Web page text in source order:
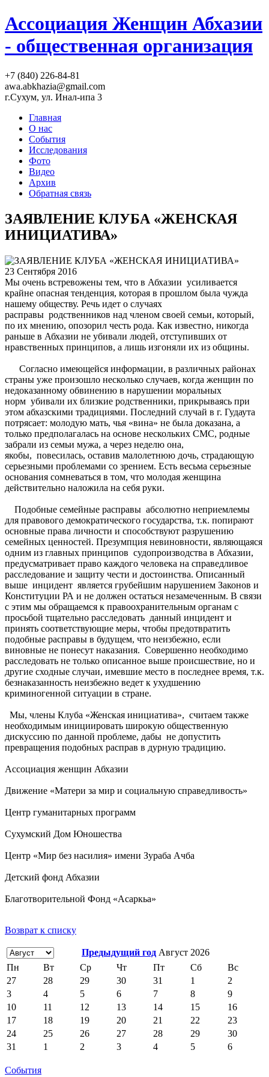
Ассоциация Женщин Абхазии
- общественная организация
+7 (840) 226-84-81
awa.abkhazia@gmail.com
г.Сухум, ул. Инал-ипа 3
Главная
О нас
События
Исследования
Фото
Видео
Архив
Обратная связь
ЗАЯВЛЕНИЕ КЛУБА «ЖЕНСКАЯ
ИНИЦИАТИВА»
23 Сентября 2016
Мы очень встревожены тем, что в Абхазии усиливается
крайне опасная тенденция, которая в прошлом была чужда
нашему обществу. Речь идет о случаях
расправы родственников над членом своей семьи, который,
по их мнению, опозорил честь рода. Как известно, никогда
раньше в Абхазии не убивали людей, отступивших от
нравственных принципов, а лишь изгоняли их из общины.
Согласно имеющейся информации, в различных районах
страны уже произошло несколько случаев, когда женщин по
недоказанному обвинению в нарушении моральных
норм убивали их близкие родственники, прикрываясь при
этом абхазскими традициями. Последний случай в г. Гудаута
потрясает: молодую мать, чья «вина» не была доказана, а
только предполагалась на основе нескольких СМС, родные
забрали из семьи мужа, а через неделю она,
якобы, повесилась, оставив малолетнюю дочь, страдающую
серьезными проблемами со зрением. Есть весьма серьезные
основания сомневаться в том, что молодая женщина
действительно наложила на себя руки.
Подобные семейные расправы абсолютно неприемлемы
для правового демократического государства, т.к. попирают
основные права личности и способствуют разрушению
семейных ценностей. Презумпция невиновности, являющаяся
одним из главных принципов судопроизводства в Абхазии,
предусматривает право каждого человека на справедливое
расследование и защиту чести и достоинства. Описанный
выше инцидент является грубейшим нарушением Законов и
Конституции РА и не должен остаться незамеченным. В связи
с этим мы обращаемся к правоохранительным органам с
просьбой тщательно расследовать данный инцидент и
принять соответствующие меры, чтобы предотвратить
подобные расправы в будущем, что неизбежно, если
виновные не понесут наказания. Совершенно необходимо
расследовать не только описанное выше происшествие, но и
другие сходные случаи, имевшие место в последнее время, т.к.
безнаказанность неизбежно ведет к ухудшению
криминогенной ситуации в стране.
Мы, члены Клуба «Женская инициатива», считаем также
необходимым инициировать широкую общественную
дискуссию по данной проблеме, дабы не допустить
превращения подобных расправ в дурную традицию.
Ассоциация женщин Абхазии
Движение «Матери за мир и социальную справедливость»
Центр гуманитарных программ
Сухумский Дом Юношества
Центр «Мир без насилия» имени Зураба Ачба
Детский фонд Абхазии
Благотворительной Фонд «Асаркьа»
Возврат к списку
Предыдущий год Август 2026
Пн
Вт Ср Чт Пт Сб
Вс
27
28 29 30 31 1
2
3
4 5 6 7 8
9
10
11 12 13 14 15
16
17
18 19 20 21 22
23
24
25 26 27 28 29
30
31
1 2 3 4 5 6
События